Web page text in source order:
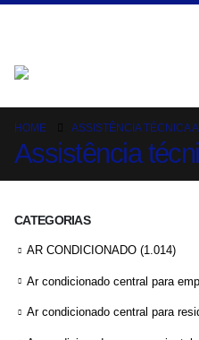
HOME ASSISTÊNCIA TÉCNICA
Assistência
CATEGORIAS
AR CONDICIONADO (1.014)
Ar condicionado central para
Ar condicionado central para